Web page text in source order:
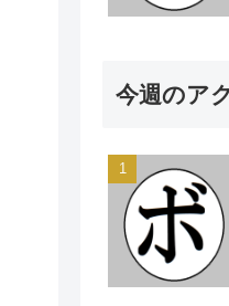
今週のア